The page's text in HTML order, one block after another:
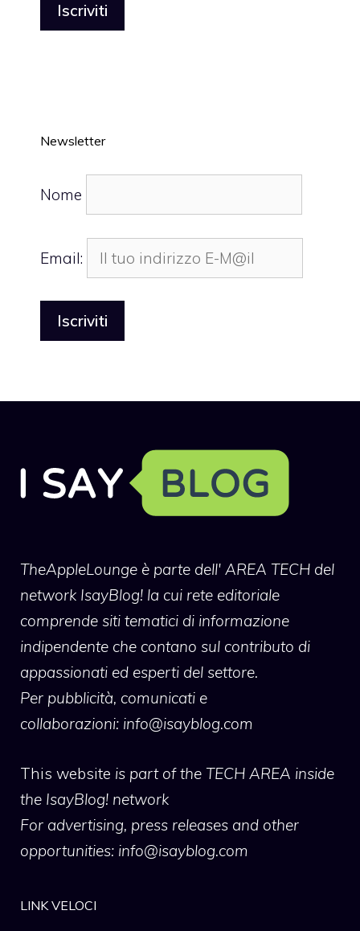
Newsletter
Nome
Email:
TheAppleLounge è parte dell' AREA TECH del
network IsayBlog! la cui rete editoriale
comprende siti tematici di informazione
indipendente che contano sul contributo di
appassionati ed esperti del settore.
Per pubblicità, comunicati e
collaborazioni: info@isayblog.com
This website is part of the TECH AREA inside
the IsayBlog! network
For advertising, press releases and other
opportunities: info@isayblog.com
LINK VELOCI